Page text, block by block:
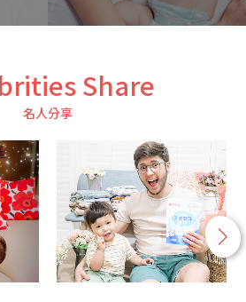
Share
名人分享
n
e